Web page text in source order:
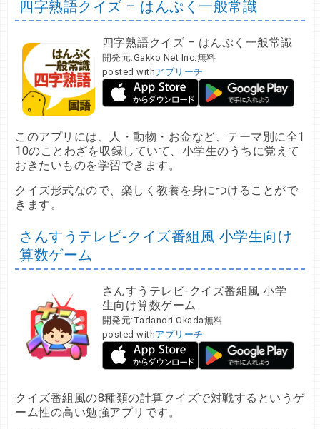
四字熟語クイズ – はんぷく一般常識
四字熟語クイズ – はんぷく一般常識
開発元:Gakko Net Inc.無料
posted withアプリーチ
このアプリには、人・動物・お金など、テーマ別に全1
10のことわざを収録していて、小学生のうちに覚えて
おきたいものを学習できます。
クイズ形式なので、楽しく教養を身につけることがで
きます。
さんすうテレビ-クイズ番組風 小学生向け
算数ゲーム
さんすうテレビ-クイズ番組風 小学
生向け算数ゲーム
開発元:Tadanori Okada無料
posted withアプリーチ
クイズ番組風の8種類の計算クイズで対戦するというゲ
ーム性の高い勉強アプリです。